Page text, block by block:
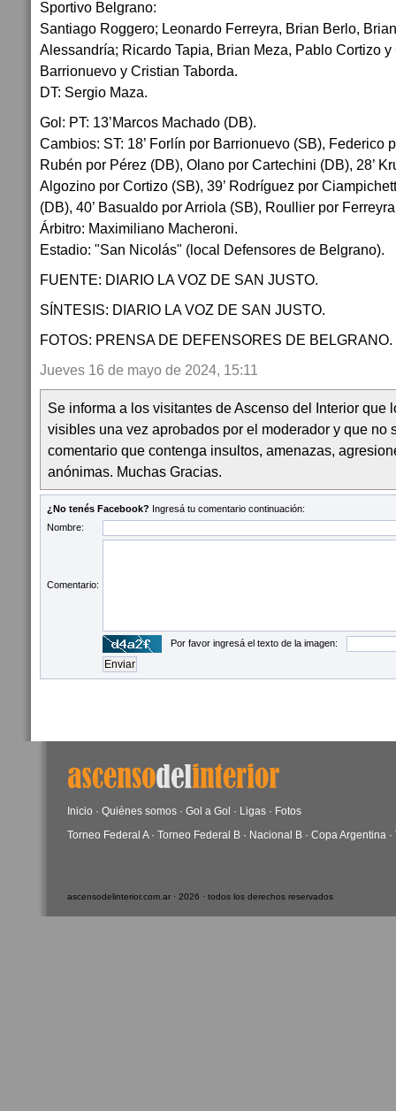
Sportivo Belgrano:
Santiago Roggero; Leonardo Ferreyra, Brian Berlo,
Alessandría; Ricardo Tapia, Brian Meza, Pablo Cortizo
Barrionuevo y Cristian Taborda.
DT: Sergio Maza.
Gol: PT: 13’Marcos Machado (DB).
Cambios: ST: 18’ Forlín por Barrionuevo (SB), Federico
Rubén por Pérez (DB), Olano por Cartechini (DB), 28’
Algozino por Cortizo (SB), 39’ Rodríguez por
(DB), 40’ Basualdo por Arriola (SB), Roullier por
Árbitro: Maximiliano Macheroni.
Estadio: "San Nicolás" (local Defensores de Belgrano).
FUENTE: DIARIO LA VOZ DE SAN JUSTO.
SÍNTESIS: DIARIO LA VOZ DE SAN JUSTO.
FOTOS: PRENSA DE DEFENSORES DE BELGRANO.
Jueves 16 de mayo de 2024, 15:11
Se informa a los visitantes de Ascenso del Interior que
visibles una vez aprobados por el moderador y que no
comentario que contenga insultos, amenazas,
anónimas. Muchas Gracias.
¿No tenés Facebook? Ingresá tu comentario continuación:
Nombre:
Comentario:
Por favor ingresá el texto de la imagen:
Inicio · Quiénes somos · Gol a Gol · Ligas · Fotos
Torneo Federal A· Torneo Federal B · Nacional B · Copa Argentina ·
ascensodelinterior.com.ar · 2026 · todos los derechos reservados